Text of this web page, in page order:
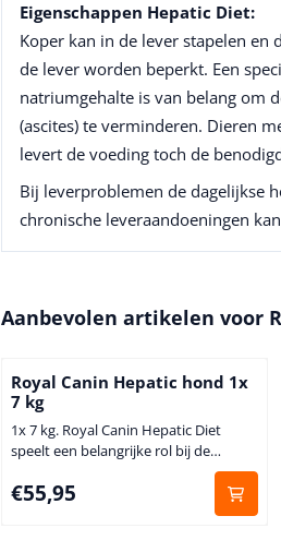
Eigenschappen Hepatic Diet:
Koper kan in de lever stapelen en
de lever worden beperkt. Een
natriumgehalte is van belang om
(ascites) te verminderen. Dieren
levert de voeding toch de
Bij leverproblemen de dagelijkse
chronische leveraandoeningen
Aanbevolen artikelen voor
Royal Canin Hepatic hond 1x
7 kg
1x 7 kg. Royal Canin Hepatic Diet
speelt een belangrijke rol bij de
behandeling van leveraandoeningen.
Royal Canin Hepatic Diet is speciaal
ontwikkeld ter ondersteuning van de
Prijs: 55,95
€55,95